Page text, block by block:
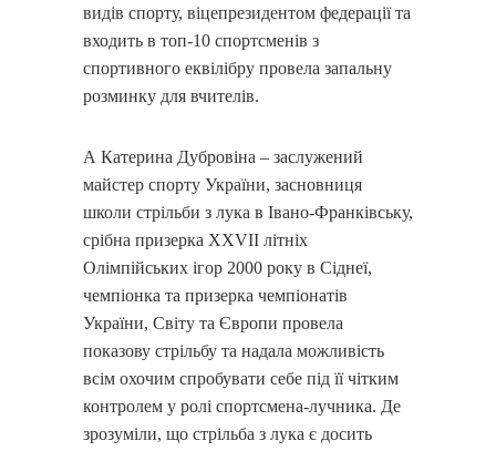
видів спорту, віцепрезидентом федерації та
входить в топ-10 спортсменів з
спортивного еквілібру провела запальну
розминку для вчителів.
А Катерина Дубровіна – заслужений
майстер спорту України, засновниця
школи стрільби з лука в Івано-Франківську,
срібна призерка XXVII літніх
Олімпійських ігор 2000 року в Сіднеї,
чемпіонка та призерка чемпіонатів
України, Світу та Європи провела
показову стрільбу та надала можливість
всім охочим спробувати себе під її чітким
контролем у ролі спортсмена-лучника. Де
зрозуміли, що стрільба з лука є досить